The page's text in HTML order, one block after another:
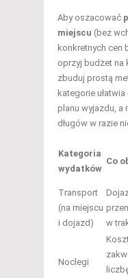
Aby oszacować
miejscu (bez
konkretnych cen
oprzyj budżet na
zbuduj prostą
kategorie
planu wyjazdu, a
długów w razie
Kategoria
wydatków
Co
Transport
(na miejscu
i dojazd)
w
Noclegi